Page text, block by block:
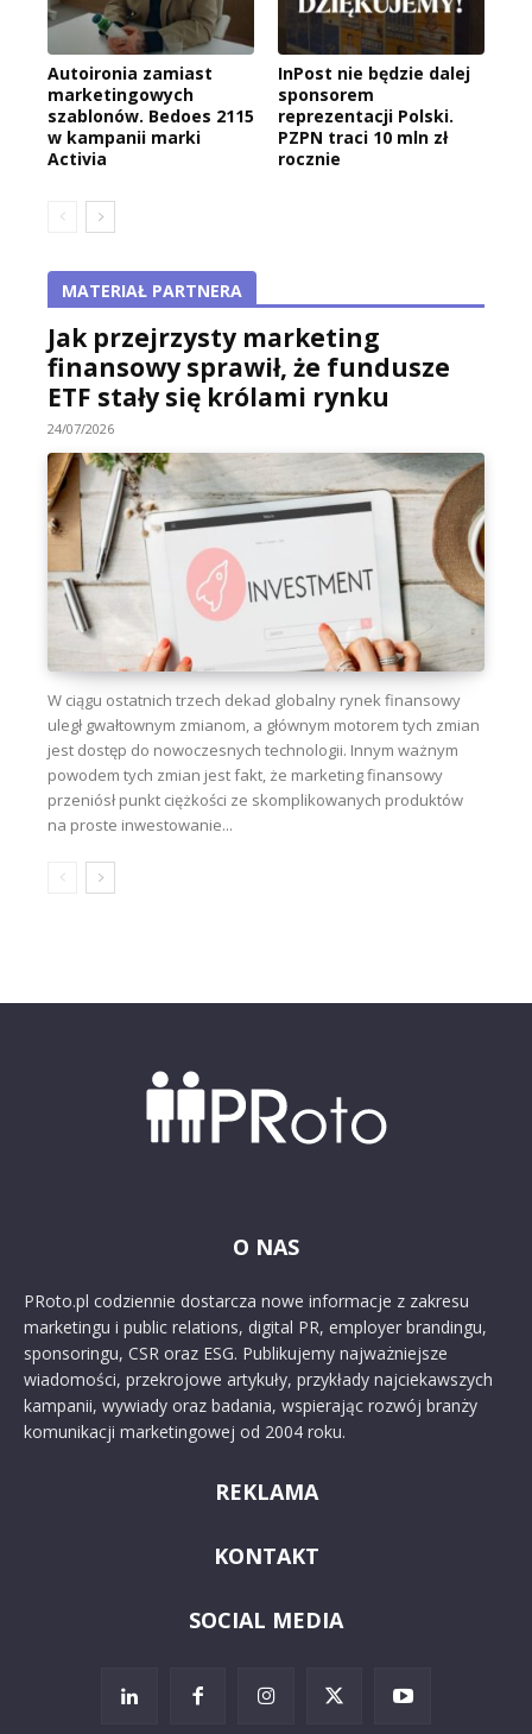
Autoironia zamiast
marketingowych
szablonów. Bedoes 2115
w kampanii marki
Activia
InPost nie będzie dalej
sponsorem
reprezentacji Polski.
PZPN traci 10 mln zł
rocznie
MATERIAŁ PARTNERA
Jak przejrzysty marketing
finansowy sprawił, że fundusze
ETF stały się królami rynku
24/07/2026
W ciągu ostatnich trzech dekad globalny rynek finansowy
uległ gwałtownym zmianom, a głównym motorem tych zmian
jest dostęp do nowoczesnych technologii. Innym ważnym
powodem tych zmian jest fakt, że marketing finansowy
przeniósł punkt ciężkości ze skomplikowanych produktów
na proste inwestowanie...
O NAS
PRoto.pl codziennie dostarcza nowe informacje z zakresu
marketingu i public relations, digital PR, employer brandingu,
sponsoringu, CSR oraz ESG. Publikujemy najważniejsze
wiadomości, przekrojowe artykuły, przykłady najciekawszych
kampanii, wywiady oraz badania, wspierając rozwój branży
komunikacji marketingowej od 2004 roku.
REKLAMA
KONTAKT
SOCIAL MEDIA